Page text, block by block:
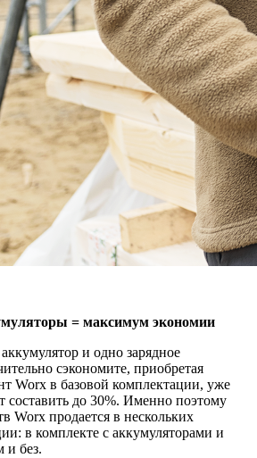
= максимум экономии
и одно зарядное
сэкономите, приобретая
Worx в базовой комплектации, уже
составить до 30%. Именно поэтому
Worx продается в нескольких
в комплекте с аккумуляторами и
и без.